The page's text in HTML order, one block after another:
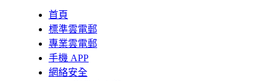
首頁
標準雲電郵
專業雲電郵
手機 APP
網絡安全